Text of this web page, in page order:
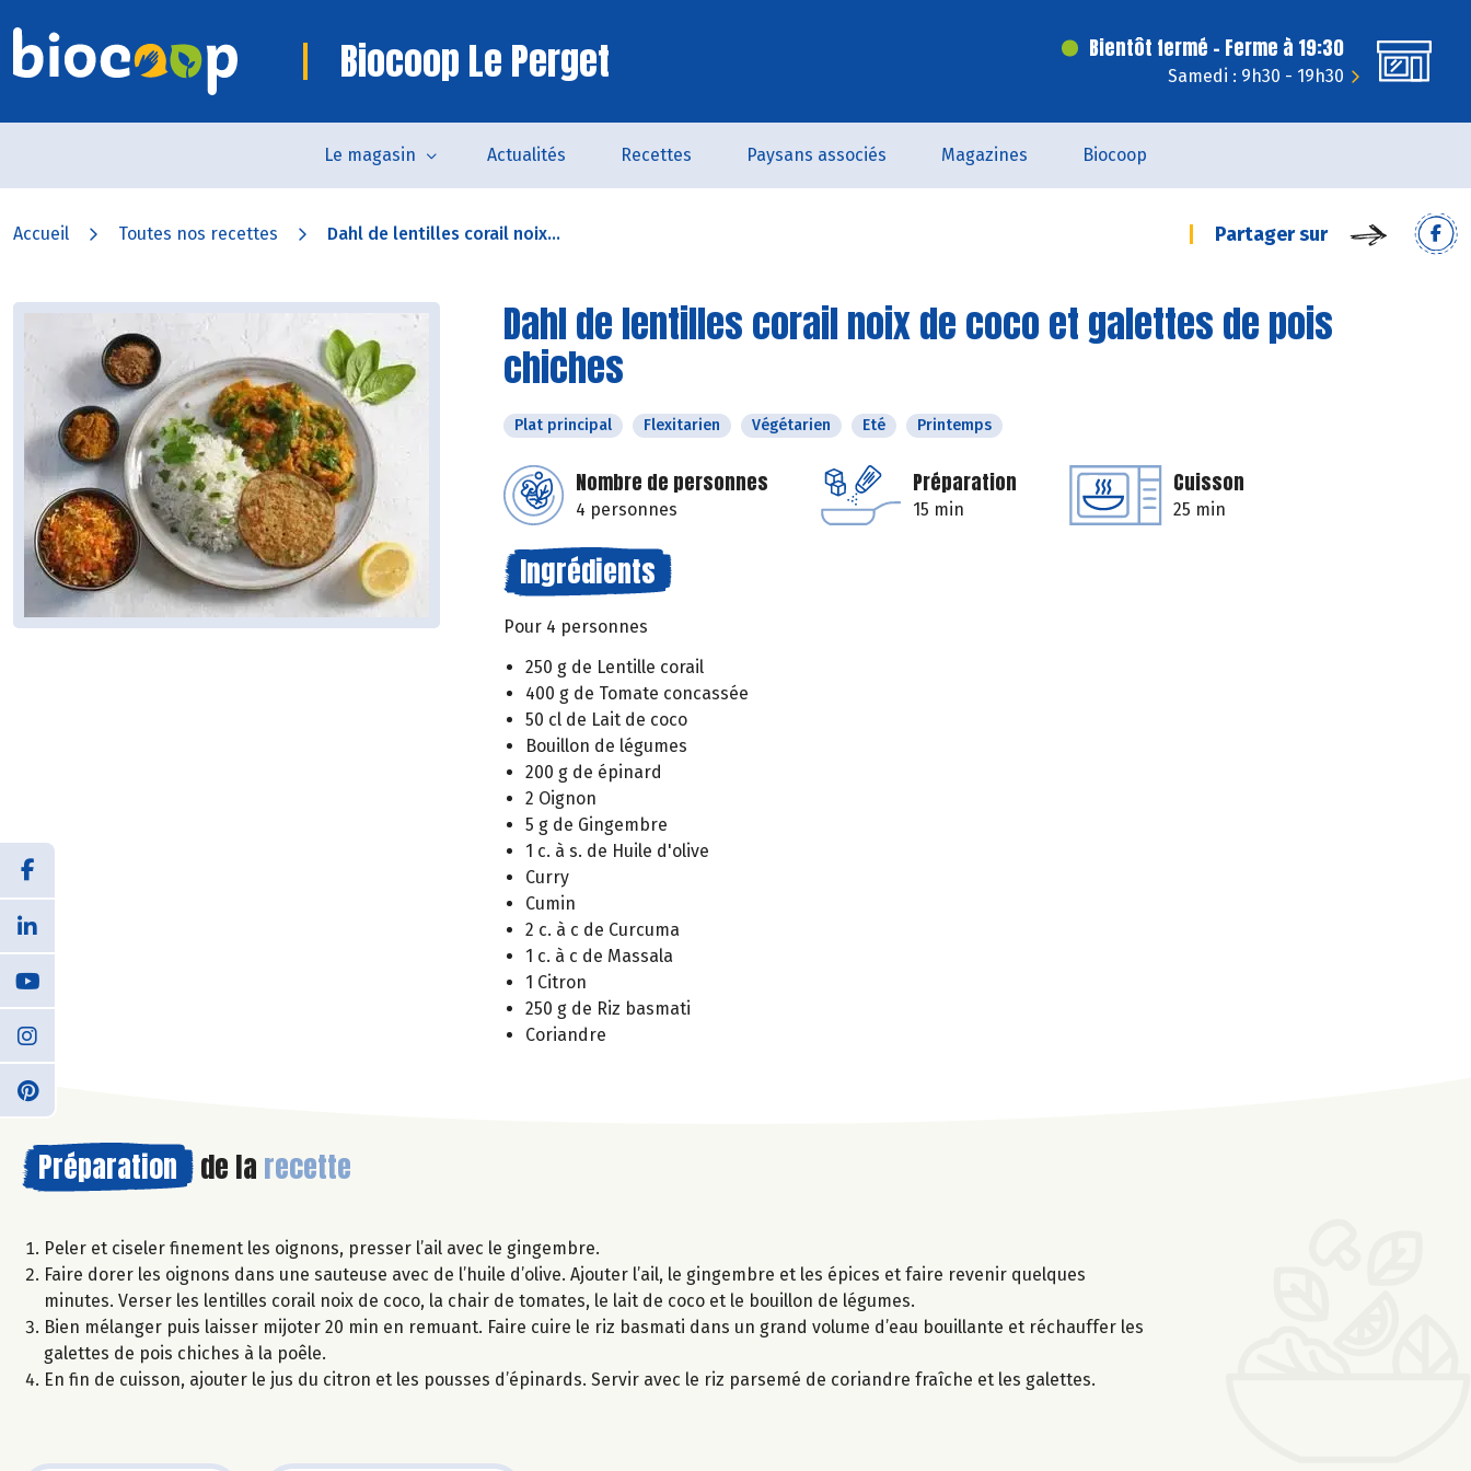
Biocoop Le Perget Bientôt fermé - Ferme à 19:30
Samedi : 9h30 - 19h30
Le magasin Actualités Recettes Paysans associés Magazines Biocoop
Accueil Toutes nos recettes Dahl de lentilles corail noix... Partager sur
Dahl de lentilles corail noix de coco et galettes de pois
chiches
Plat principal Flexitarien Végétarien Eté Printemps
Nombre de personnes
4 personnes
Préparation
15 min
Cuisson
25 min
Ingrédients
Pour 4 personnes
250 g de Lentille corail
400 g de Tomate concassée
50 cl de Lait de coco
Bouillon de légumes
200 g de épinard
2 Oignon
5 g de Gingembre
1 c. à s. de Huile d'olive
Curry
Cumin
2 c. à c de Curcuma
1 c. à c de Massala
1 Citron
250 g de Riz basmati
Coriandre
Préparation de la recette
Peler et ciseler finement les oignons, presser l’ail avec le gingembre.
Faire dorer les oignons dans une sauteuse avec de l’huile d’olive. Ajouter l’ail, le gingembre et les épices et faire revenir quelques
minutes. Verser les lentilles corail noix de coco, la chair de tomates, le lait de coco et le bouillon de légumes.
Bien mélanger puis laisser mijoter 20 min en remuant. Faire cuire le riz basmati dans un grand volume d’eau bouillante et réchauffer les
galettes de pois chiches à la poêle.
En fin de cuisson, ajouter le jus du citron et les pousses d’épinards. Servir avec le riz parsemé de coriandre fraîche et les galettes.